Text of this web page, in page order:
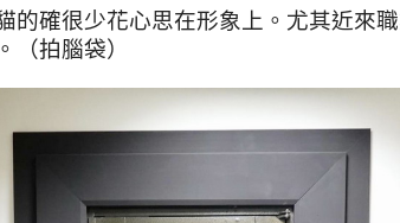
的確很少花心思在形象上。尤其近來
（拍腦袋）